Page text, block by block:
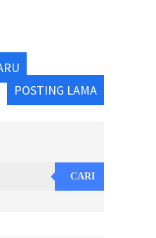
POSTING LAMA
CARI